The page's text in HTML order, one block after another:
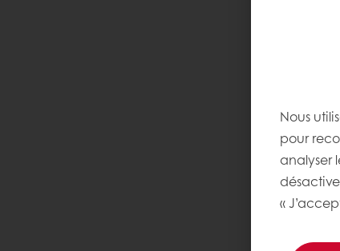
Nous
pour
analyser
«